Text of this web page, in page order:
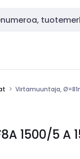
Virtamuuntaja,
1500/5 A